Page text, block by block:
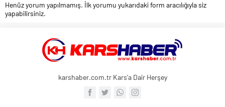
Henüz yorum yapılmamış. İlk yorumu yukarıdaki form aracılığıyla siz
yapabilirsiniz.
karshaber.com.tr Kars'a Dair Herşey